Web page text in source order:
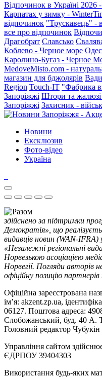
Відпочинок в Україні 2026
Карпатах у зимку -
відпочинок "Трускавець" -
все про відпочинок
Драгобрат Славсько
Коблево - Черное море
Каролино-Бугаз - Черное
MedoveMisto.com -
магазин для бджолярів
Region Touch-IT "Фабрика
Запоріжжі Штори та жалюзі
Запоріжжі Захисник -
Новини
Ексклюзив
Фото-відео
Україна
здійснено за підтримки
Демократія», що
видавців новин (WAN-IFRA)
«Незалежні регіональні
Норвезькою асоціацією
Норвегії. Погляди авторів
офіційну позицію
Офіційна зареєстрована
ім’я: akzent.zp.ua,
06127. Поштова адреса:
Слобожанський, буд. 40 А.
Головний редактор
Управління сайтом
ЄДРПОУ 39404303
Використання будь-яких